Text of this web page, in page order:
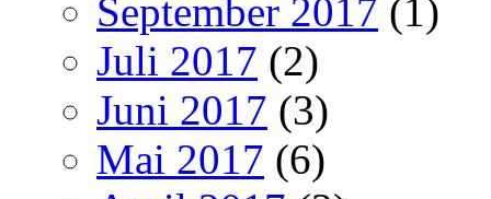
September 2017 (1)
Juli 2017 (2)
Juni 2017 (3)
Mai 2017 (6)